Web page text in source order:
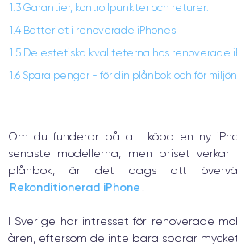
1.3 Garantier, kontrollpunkter och returer:
1.4 Batteriet i renoverade iPhones
1.5 De estetiska kvaliteterna hos renoverade
1.6 Spara pengar - för din plånbok och för miljön
Om du funderar på att köpa en ny
senaste modellerna, men priset
plånbok, är det dags att
Rekonditionerad iPhone
I Sverige har intresset för renoverade
åren, eftersom de inte bara sparar